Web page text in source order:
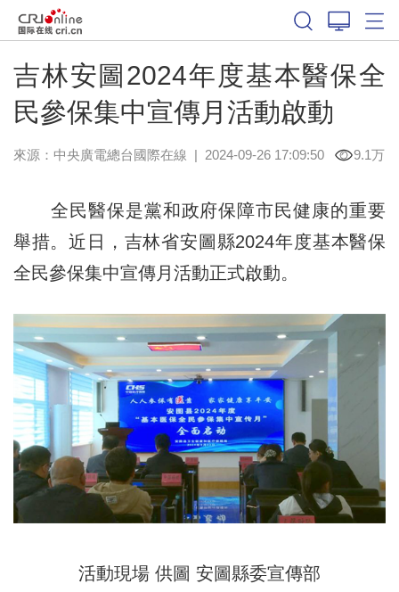
吉林安圖2024年度基本醫保全
民參保集中宣傳月活動啟動
來源：中央廣電總台國際在線 | 2024-09-26 17:09:50 9.1万
全民醫保是黨和政府保障市民健康的重要
舉措。近日，吉林省安圖縣2024年度基本醫保
全民參保集中宣傳月活動正式啟動。
活動現場 供圖 安圖縣委宣傳部